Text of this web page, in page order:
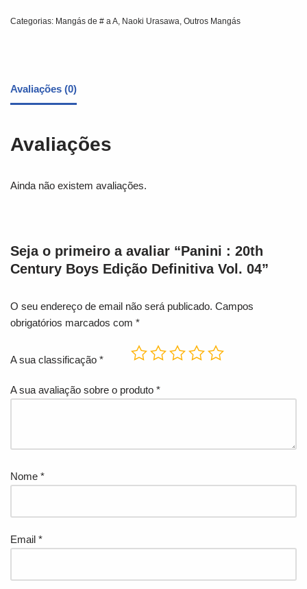
Categorias: Mangás de # a A, Naoki Urasawa, Outros Mangás
Avaliações (0)
Avaliações
Ainda não existem avaliações.
Seja o primeiro a avaliar “Panini : 20th
Century Boys Edição Definitiva Vol. 04”
O seu endereço de email não será publicado. Campos
obrigatórios marcados com *
A sua classificação *
A sua avaliação sobre o produto *
Nome *
Email *